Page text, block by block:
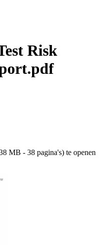
Risk
MB - 38 pagina's) te openen